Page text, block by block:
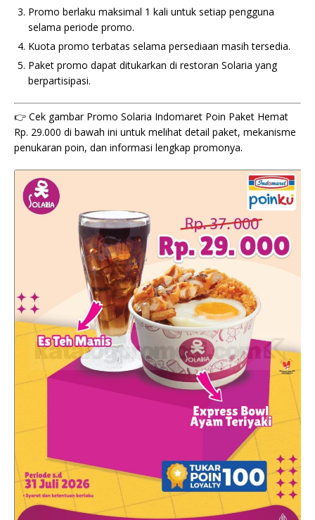
Promo berlaku maksimal 1 kali untuk setiap pengguna
selama periode promo.
Kuota promo terbatas selama persediaan masih tersedia.
Paket promo dapat ditukarkan di restoran Solaria yang
berpartisipasi.
👉 Cek gambar Promo Solaria Indomaret Poin Paket Hemat
Rp. 29.000 di bawah ini untuk melihat detail paket, mekanisme
penukaran poin, dan informasi lengkap promonya.